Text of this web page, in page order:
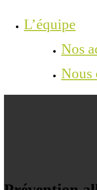
L’équipe
Nos
Nous